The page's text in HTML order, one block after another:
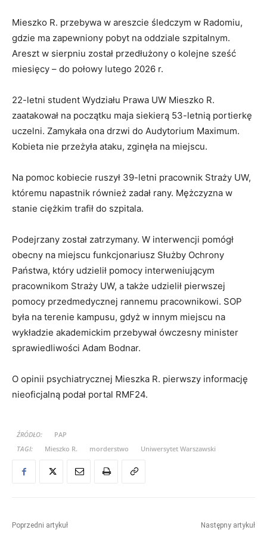
Mieszko R. przebywa w areszcie śledczym w Radomiu,
gdzie ma zapewniony pobyt na oddziale szpitalnym.
Areszt w sierpniu został przedłużony o kolejne sześć
miesięcy – do połowy lutego 2026 r.
22-letni student Wydziału Prawa UW Mieszko R.
zaatakował na początku maja siekierą 53-letnią portierkę
uczelni. Zamykała ona drzwi do Audytorium Maximum.
Kobieta nie przeżyła ataku, zginęła na miejscu.
Na pomoc kobiecie ruszył 39-letni pracownik Straży UW,
któremu napastnik również zadał rany. Mężczyzna w
stanie ciężkim trafił do szpitala.
Podejrzany został zatrzymany. W interwencji pomógł
obecny na miejscu funkcjonariusz Służby Ochrony
Państwa, który udzielił pomocy interweniującym
pracownikom Straży UW, a także udzielił pierwszej
pomocy przedmedycznej rannemu pracownikowi. SOP
była na terenie kampusu, gdyż w innym miejscu na
wykładzie akademickim przebywał ówczesny minister
sprawiedliwości Adam Bodnar.
O opinii psychiatrycznej Mieszka R. pierwszy informację
nieoficjalną podał portal RMF24.
ŹRÓDŁO:
PAP
TAGI:
Mieszko R. morderstwo Uniwersytet Warszawski
Poprzedni artykuł Następny artykuł